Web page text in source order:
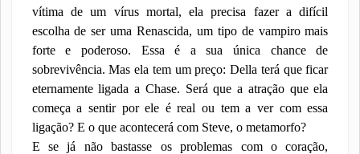
vítima de um vírus mortal, ela precisa fazer a difícil
escolha de ser uma Renascida, um tipo de vampiro mais
forte e poderoso. Essa é a sua única chance de
sobrevivência. Mas ela tem um preço: Della terá que ficar
eternamente ligada a Chase. Será que a atração que ela
começa a sentir por ele é real ou tem a ver com essa
ligação? E o que acontecerá com Steve, o metamorfo?
E se já não bastasse os problemas com o coração,